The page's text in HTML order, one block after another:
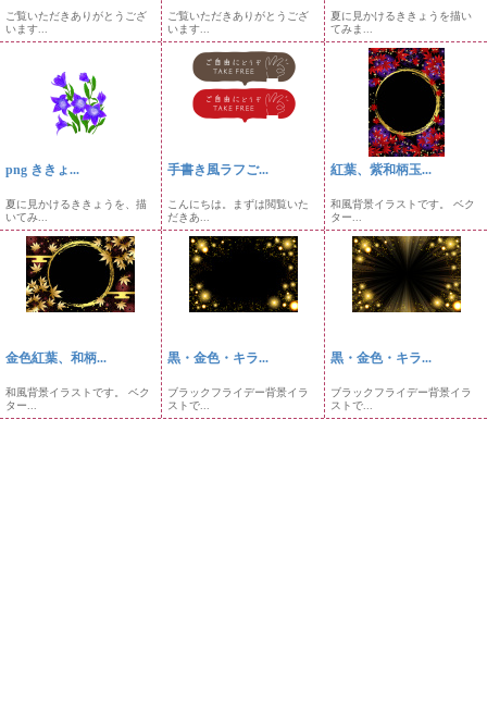
ご覧いただきありがとうござ
います...
ご覧いただきありがとうござ
います...
夏に見かけるききょうを描い
てみま...
png ききょ...
夏に見かけるききょうを、描
いてみ...
手書き風ラフご...
こんにちは。まずは閲覧いた
だきあ...
紅葉、紫和柄玉...
和風背景イラストです。 ベク
ター...
金色紅葉、和柄...
和風背景イラストです。 ベク
ター...
黒・金色・キラ...
ブラックフライデー背景イラ
ストで...
黒・金色・キラ...
ブラックフライデー背景イラ
ストで...